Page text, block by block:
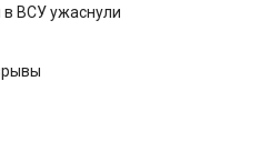
ВСУ ужаснули